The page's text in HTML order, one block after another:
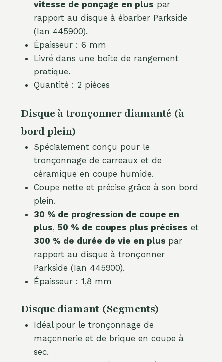
vitesse de ponçage en plus par
rapport au disque à ébarber Parkside
(Ian 445900).
Épaisseur : 6 mm
Livré dans une boîte de rangement
pratique.
Quantité : 2 pièces
Disque à tronçonner diamanté (à
bord plein)
Spécialement conçu pour le
tronçonnage de carreaux et de
céramique en coupe humide.
Coupe nette et précise grâce à son bord
plein.
30 % de progression de coupe en
plus, 50 % de coupes plus précises et
300 % de durée de vie en plus par
rapport au disque à tronçonner
Parkside (Ian 445900).
Épaisseur : 1,8 mm
Disque diamant (Segments)
Idéal pour le tronçonnage de
maçonnerie et de brique en coupe à
sec.